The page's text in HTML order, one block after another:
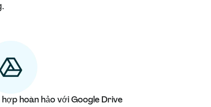
hợp hoàn hảo với Google Drive